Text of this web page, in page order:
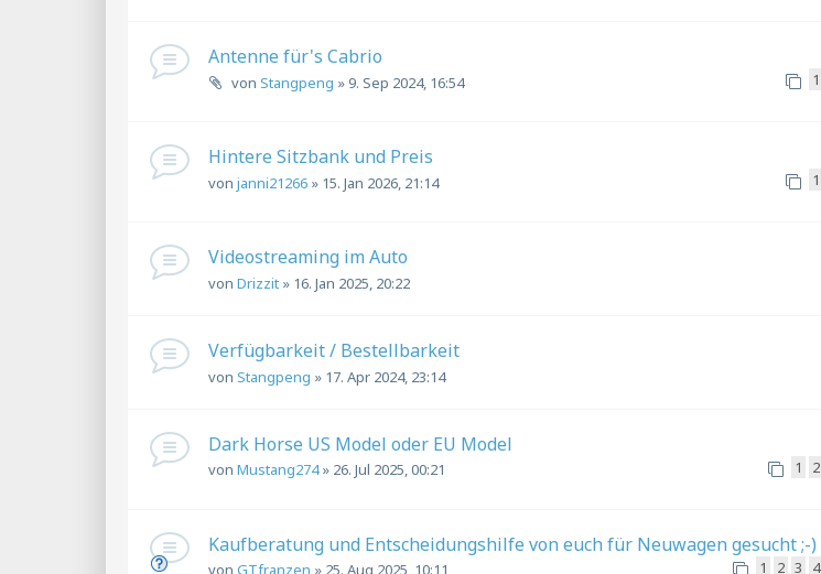
Antenne für's Cabrio
von Stangpeng »9. Sep 2024, 16:54 1
Hintere Sitzbank und Preis
von janni21266 » 15. Jan 2026, 21:14 1
Videostreaming im Auto
von Drizzit » 16. Jan 2025, 20:22
Verfügbarkeit / Bestellbarkeit
von Stangpeng » 17. Apr 2024, 23:14
Dark Horse US Model oder EU Model
von Mustang274» 26. Jul 2025, 00:21 1 2
Kaufberatung und Entscheidungshilfe von euch für Neuwagen gesucht ;-)
1 2 3 4